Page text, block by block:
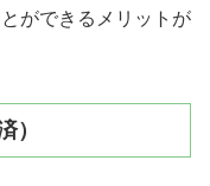
ができるメリットが
）